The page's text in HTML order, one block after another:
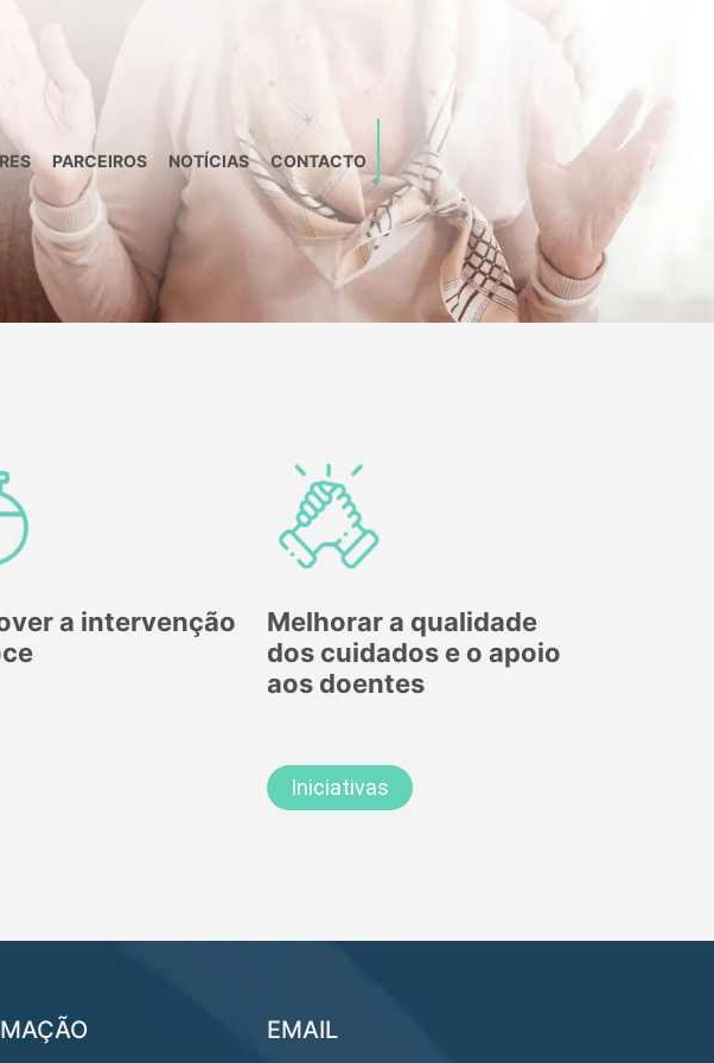
PARCEIROS NOTÍCIAS CONTACTO
a intervenção
Melhorar a qualidade
dos cuidados e o apoio
aos doentes
Iniciativas
EMAIL